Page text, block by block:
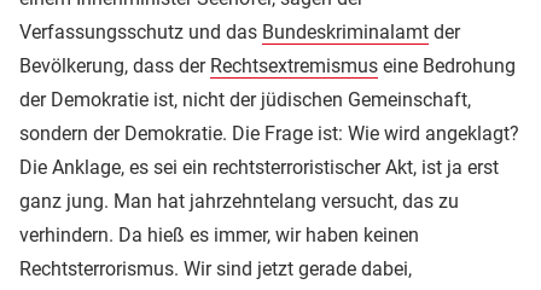
Verfassungsschutz und das Bundeskriminalamt der
Bevölkerung, dass der Rechtsextremismus eine Bedrohung
der Demokratie ist, nicht der jüdischen Gemeinschaft,
sondern der Demokratie. Die Frage ist: Wie wird angeklagt?
Die Anklage, es sei ein rechtsterroristischer Akt, ist ja erst
ganz jung. Man hat jahrzehntelang versucht, das zu
verhindern. Da hieß es immer, wir haben keinen
Rechtsterrorismus. Wir sind jetzt gerade dabei,